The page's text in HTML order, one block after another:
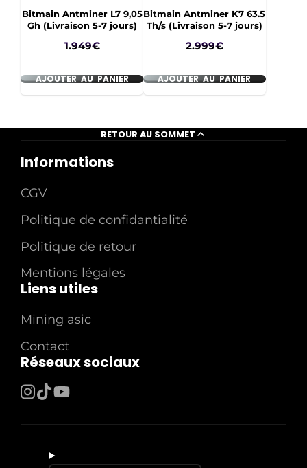
Bitmain Antminer L7 9,05
Gh (Livraison 5-7 jours)
Prix
1.949€
AJOUTER AU PANIER
Bitmain Antminer K7 63.5
Th/s (Livraison 5-7 jours)
Prix
2.999€
AJOUTER AU PANIER
RETOUR AU SOMMET
Informations
CGV
Politique de confidantialité
Politique de retour
Mentions légales
Liens utiles
Mining asic
Contact
Réseaux sociaux